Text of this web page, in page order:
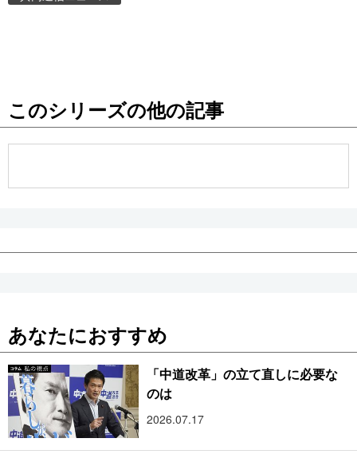
東京
このシリーズの他の記事
あなたにおすすめ
「中道改革」の立て直しに必要な
のは
2026.07.17